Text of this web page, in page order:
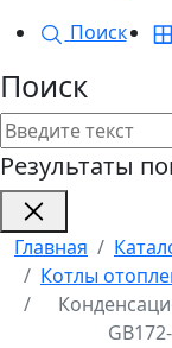
Поиск
Поиск
Результаты
Главная
Котлы